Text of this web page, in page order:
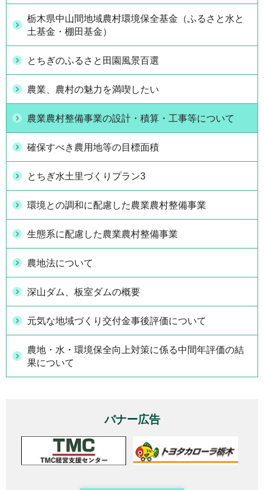
栃木県中山間地域農村環境保全基金（ふるさと水と
土基金・棚田基金）
とちぎのふるさと田園風景百選
農業、農村の魅力を満喫したい
農業農村整備事業の設計・積算・工事等について
確保すべき農用地等の目標面積
とちぎ水土里づくりプラン3
環境との調和に配慮した農業農村整備事業
生態系に配慮した農業農村整備事業
農地法について
深山ダム、板室ダムの概要
元気な地域づくり交付金事後評価について
農地・水・環境保全向上対策に係る中間年評価の結
果について
バナー広告